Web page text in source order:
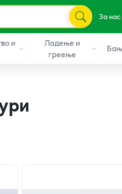
За нас
и
Ладење и
греење